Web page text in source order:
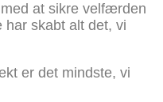
at sikre velfærden
skabt alt det, vi
er det mindste, vi